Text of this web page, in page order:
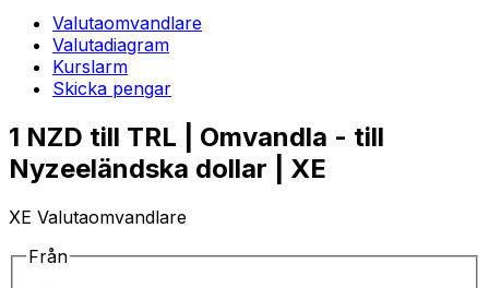
Valutaomvandlare
Valutadiagram
Kurslarm
Skicka pengar
1 NZD till TRL | Omvandla - till
Nyzeeländska dollar | XE
XE Valutaomvandlare
Från